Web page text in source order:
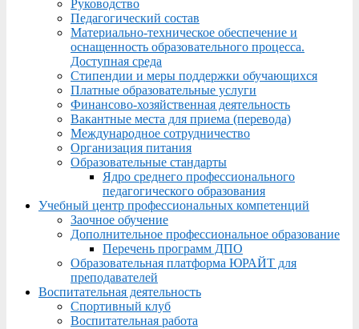
Руководство
Педагогический состав
Материально-техническое обеспечение и
оснащенность образовательного процесса.
Доступная среда
Стипендии и меры поддержки обучающихся
Платные образовательные услуги
Финансово-хозяйственная деятельность
Вакантные места для приема (перевода)
Международное сотрудничество
Организация питания
Образовательные стандарты
Ядро среднего профессионального
педагогического образования
Учебный центр профессиональных компетенций
Заочное обучение
Дополнительное профессиональное образование
Перечень программ ДПО
Образовательная платформа ЮРАЙТ для
преподавателей
Воспитательная деятельность
Спортивный клуб
Воспитательная работа